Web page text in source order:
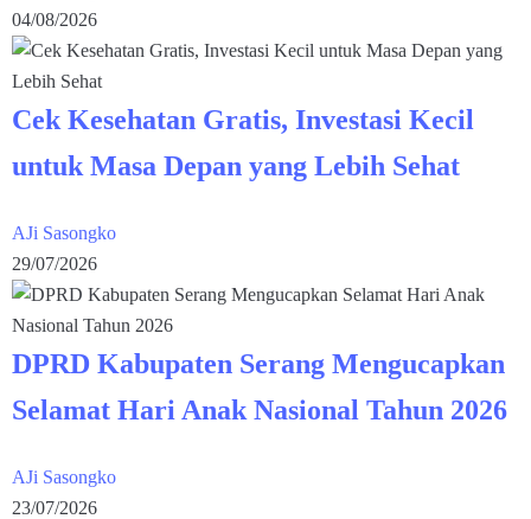
04/08/2026
Cek Kesehatan Gratis, Investasi Kecil
untuk Masa Depan yang Lebih Sehat
AJi Sasongko
29/07/2026
DPRD Kabupaten Serang Mengucapkan
Selamat Hari Anak Nasional Tahun 2026
AJi Sasongko
23/07/2026